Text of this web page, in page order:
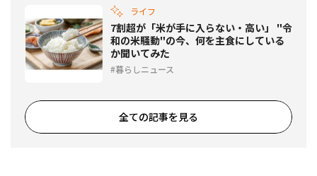
ライフ
7割超が「米が手に入らない・高い」 "令
和の米騒動"の今、何を主食にしている
か聞いてみた
暮らしニュース
全ての記事を見る